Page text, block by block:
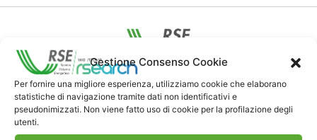
Gestione Consenso Cookie
Per fornire una migliore esperienza, utilizziamo cookie che elaborano
statistiche di navigazione tramite dati non identificativi e
pseudonimizzati. Non viene fatto uso di cookie per la profilazione degli
utenti.
Contatti